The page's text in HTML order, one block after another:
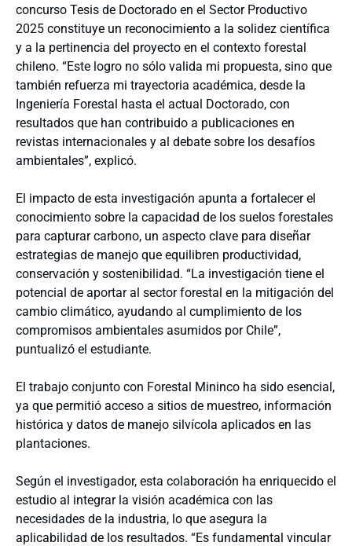
concurso Tesis de Doctorado en el Sector Productivo
2025 constituye un reconocimiento a la solidez científica
y a la pertinencia del proyecto en el contexto forestal
chileno. “Este logro no sólo valida mi propuesta, sino que
también refuerza mi trayectoria académica, desde la
Ingeniería Forestal hasta el actual Doctorado, con
resultados que han contribuido a publicaciones en
revistas internacionales y al debate sobre los desafíos
ambientales”, explicó.
El impacto de esta investigación apunta a fortalecer el
conocimiento sobre la capacidad de los suelos forestales
para capturar carbono, un aspecto clave para diseñar
estrategias de manejo que equilibren productividad,
conservación y sostenibilidad. “La investigación tiene el
potencial de aportar al sector forestal en la mitigación del
cambio climático, ayudando al cumplimiento de los
compromisos ambientales asumidos por Chile”,
puntualizó el estudiante.
El trabajo conjunto con Forestal Mininco ha sido esencial,
ya que permitió acceso a sitios de muestreo, información
histórica y datos de manejo silvícola aplicados en las
plantaciones.
Según el investigador, esta colaboración ha enriquecido el
estudio al integrar la visión académica con las
necesidades de la industria, lo que asegura la
aplicabilidad de los resultados. “Es fundamental vincular